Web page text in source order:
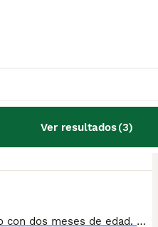
Ver resultados(3)
Disponible machito persa puro con dos meses de edad. Criadora autorizada y registrada en la asociación internacional CFA. Se entrega castrado, con sus vacunas al día y con chip.